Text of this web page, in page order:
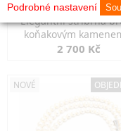
Elegantní stříbrná
koňakovým
markazity
2 700 Kč
NOVÉ
Podrobné nastavení